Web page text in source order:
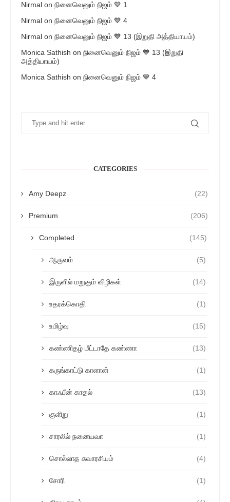
Nirmal on நினைவெனும் நிஜம் 💙 1
Nirmal on நினைவெனும் நிஜம் 💙 4
Nirmal on நினைவெனும் நிஜம் 💙 13 (இறுதி அத்தியாயம்)
Monica Sathish on நினைவெனும் நிஜம் 💙 13 (இறுதி
அத்தியாயம்)
Monica Sathish on நினைவெனும் நிஜம் 💙 4
CATEGORIES
Amy Deepz (22)
Premium (206)
Completed (145)
ஆருவம் (5)
இருளில் மறுகும் விழிகள் (14)
உதரக்கொதி (1)
உமிழ்வு (15)
கண்ணிதழ் மீட்டாதே கண்ணா (13)
கருங்காட்டு காளான் (1)
காஃபீன் காதல் (13)
குளிறு (1)
சாரலில் நனையவா (1)
சொல்லாத சுவாரசியம் (4)
சோரி (1)